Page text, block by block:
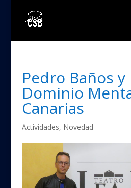
Pedro Baños y
Dominio
Canarias
Actividades, Novedad